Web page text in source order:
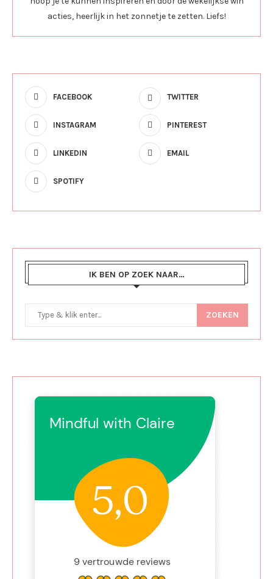
acties, heerlijk in het zonnetje te zetten. Liefs!
FACEBOOK TWITTER
INSTAGRAM PINTEREST
LINKEDIN EMAIL
SPOTIFY
IK BEN OP ZOEK NAAR…
ZOEKEN